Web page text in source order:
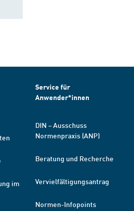
im
Service für
Anwender*innen
DIN – Ausschuss
Normenpraxis (ANP)
Beratung und Recherche
Vervielfältigungsantrag
Normen-Infopoints